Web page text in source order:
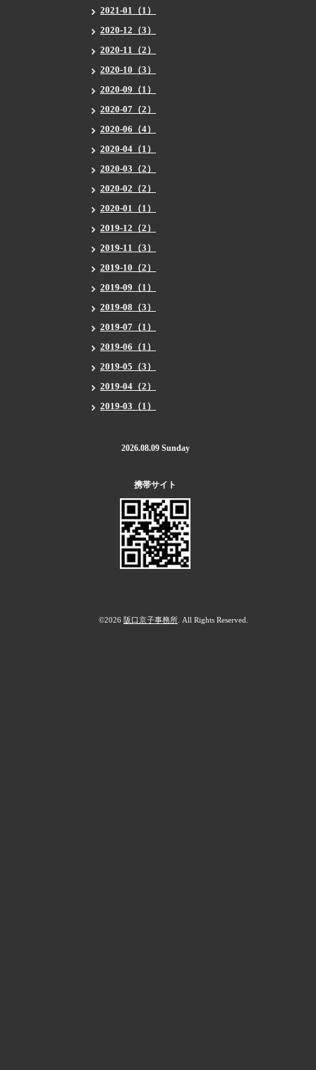
2021-01（1）
2020-12（3）
2020-11（2）
2020-10（3）
2020-09（1）
2020-07（2）
2020-06（4）
2020-04（1）
2020-03（2）
2020-02（2）
2020-01（1）
2019-12（2）
2019-11（3）
2019-10（2）
2019-09（1）
2019-08（3）
2019-07（1）
2019-06（1）
2019-05（3）
2019-04（2）
2019-03（1）
2026.08.09 Sunday
携帯サイト
©2026 阪口京子事務所 . All Rights Reserved.